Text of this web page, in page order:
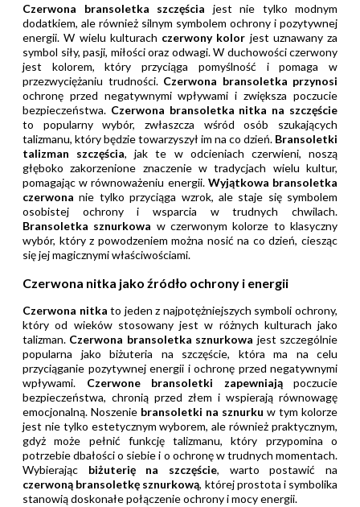
Czerwona bransoletka szczęścia jest nie tylko modnym
dodatkiem, ale również silnym symbolem ochrony i pozytywnej
energii. W wielu kulturach czerwony kolor jest uznawany za
symbol siły, pasji, miłości oraz odwagi. W duchowości czerwony
jest kolorem, który przyciąga pomyślność i pomaga w
przezwyciężaniu trudności. Czerwona bransoletka przynosi
ochronę przed negatywnymi wpływami i zwiększa poczucie
bezpieczeństwa. Czerwona bransoletka nitka na szczęście
to popularny wybór, zwłaszcza wśród osób szukających
talizmanu, który będzie towarzyszył im na co dzień. Bransoletki
talizman szczęścia, jak te w odcieniach czerwieni, noszą
głęboko zakorzenione znaczenie w tradycjach wielu kultur,
pomagając w równoważeniu energii. Wyjątkowa bransoletka
czerwona nie tylko przyciąga wzrok, ale staje się symbolem
osobistej ochrony i wsparcia w trudnych chwilach.
Bransoletka sznurkowa w czerwonym kolorze to klasyczny
wybór, który z powodzeniem można nosić na co dzień, ciesząc
się jej magicznymi właściwościami.
Czerwona nitka jako źródło ochrony i energii
Czerwona nitka to jeden z najpotężniejszych symboli ochrony,
który od wieków stosowany jest w różnych kulturach jako
talizman. Czerwona bransoletka sznurkowa jest szczególnie
popularna jako biżuteria na szczęście, która ma na celu
przyciąganie pozytywnej energii i ochronę przed negatywnymi
wpływami. Czerwone bransoletki zapewniająpoczucie
bezpieczeństwa, chronią przed złem i wspierają równowagę
emocjonalną. Noszenie bransoletki na sznurku w tym kolorze
jest nie tylko estetycznym wyborem, ale również praktycznym,
gdyż może pełnić funkcję talizmanu, który przypomina o
potrzebie dbałości o siebie i o ochronę w trudnych momentach.
Wybierając biżuterię na szczęście, warto postawić na
czerwoną bransoletkę sznurkową, której prostota i symbolika
stanowią doskonałe połączenie ochrony i mocy energii.